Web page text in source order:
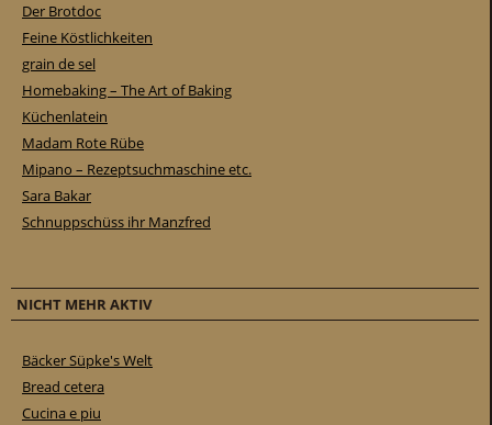
Der Brotdoc
Feine Köstlichkeiten
grain de sel
Homebaking – The Art of Baking
Küchenlatein
Madam Rote Rübe
Mipano – Rezeptsuchmaschine etc.
Sara Bakar
Schnuppschüss ihr Manzfred
NICHT MEHR AKTIV
Bäcker Süpke's Welt
Bread cetera
Cucina e piu